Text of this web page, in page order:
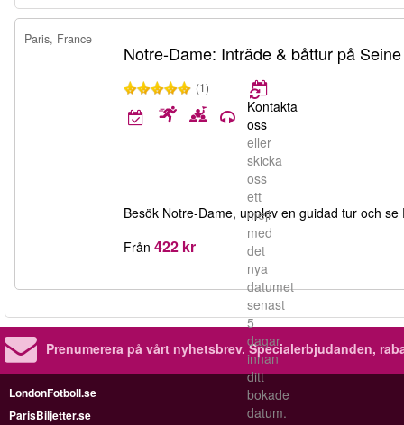
Paris, France
Notre-Dame: Inträde & båttur på Seine
(1)
Kontakta
oss
eller
skicka
oss
ett
mejl
med
det
nya
datumet
senast
5
dagar
innan
ditt
bokade
datum.
Besök Notre-Dame, upplev en guidad tur och
Från 422 kr
Prenumerera på vårt nyhetsbrev.Specialerbjudanden,
LondonFotboll.se
ParisBiljetter.se